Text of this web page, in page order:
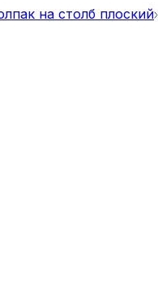
на столб плоский